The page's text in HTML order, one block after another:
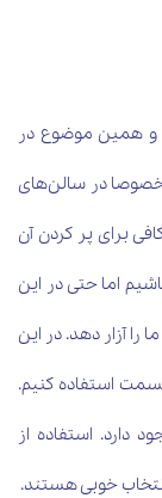
و همین موضوع در
در سالن‌های
برای پر کردن آن
اما حتی در این
آزار دهد. در این
استفاده کنیم.
دارد. استفاده از
خوبی هستند.